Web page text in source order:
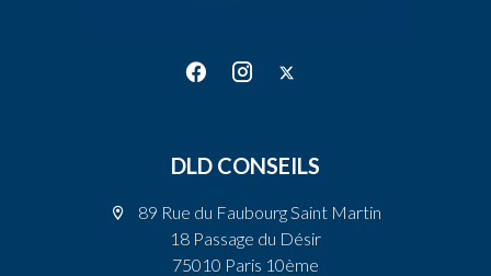
DLD CONSEILS
89 Rue du Faubourg Saint Martin
18 Passage du Désir
75010 Paris 10ème